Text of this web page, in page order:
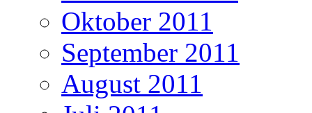
Oktober 2011
September 2011
August 2011